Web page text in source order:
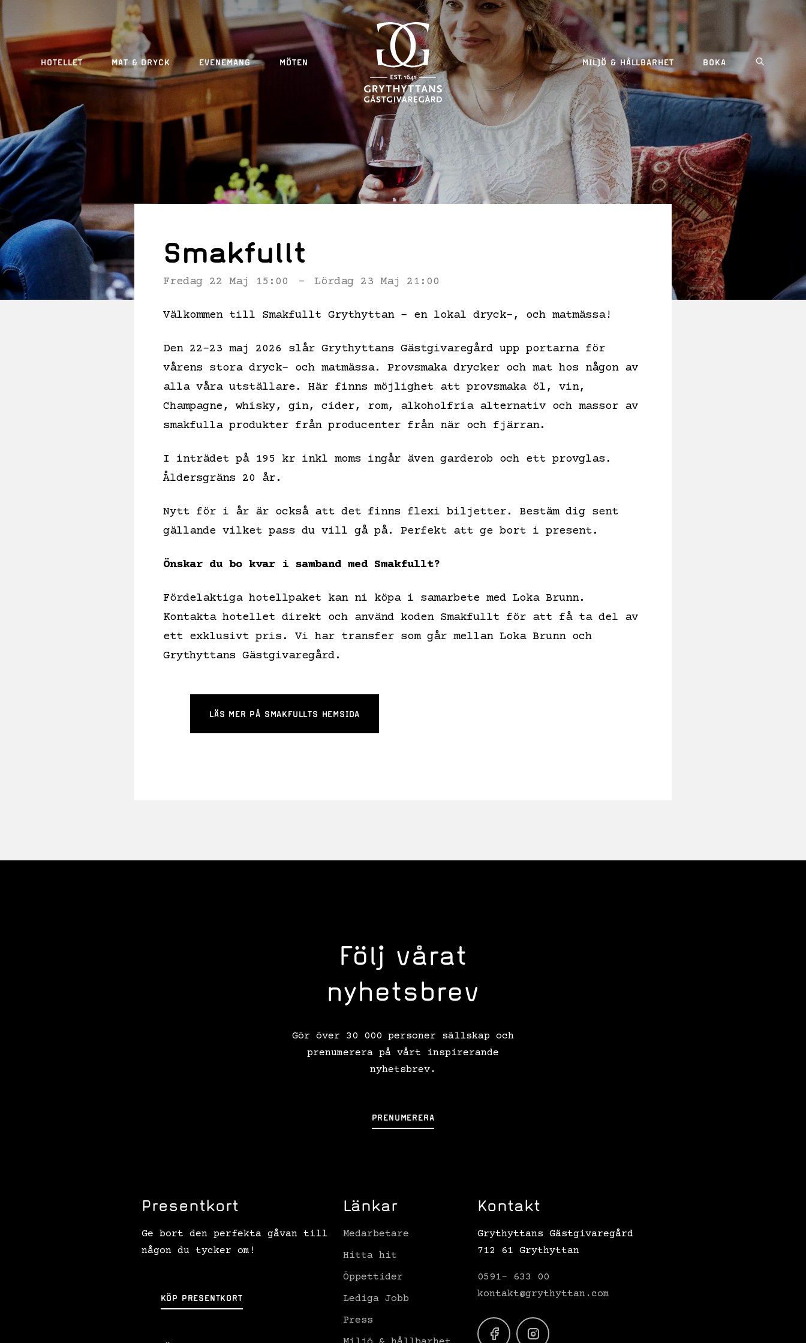
HOTELLET MAT & DRYCK EVENEMANG MÖTEN MILJÖ & HÅLLBARHET BOKA
Smakfullt
Fredag 22 Maj 15:00 - Lördag 23 Maj 21:00
Välkommen till Smakfullt Grythyttan – en lokal dryck-, och matmässa!
Den 22-23 maj 2026 slår Grythyttans Gästgivaregård upp portarna för
vårens stora dryck- och matmässa. Provsmaka drycker och mat hos någon av
alla våra utställare. Här finns möjlighet att provsmaka öl, vin,
Champagne, whisky, gin, cider, rom, alkoholfria alternativ och massor av
smakfulla produkter från producenter från när och fjärran.
I inträdet på 195 kr inkl moms ingår även garderob och ett provglas.
Åldersgräns 20 år.
Nytt för i år är också att det finns flexi biljetter. Bestäm dig sent
gällande vilket pass du vill gå på. Perfekt att ge bort i present.
Önskar du bo kvar i samband med Smakfullt?
Fördelaktiga hotellpaket kan ni köpa i samarbete med Loka Brunn.
Kontakta hotellet direkt och använd koden Smakfullt för att få ta del av
ett exklusivt pris. Vi har transfer som går mellan Loka Brunn och
Grythyttans Gästgivaregård.
LÄS MER PÅ SMAKFULLTS HEMSIDA
Följ vårat
nyhetsbrev
Gör över 30 000 personer sällskap och
prenumerera på vårt inspirerande
nyhetsbrev.
PRENUMERERA
Presentkort
Ge bort den perfekta gåvan till
någon du tycker om!
KÖP PRESENTKORT
Länkar
Medarbetare
Hitta hit
Öppettider
Lediga Jobb
Press
Kontakt
Grythyttans Gästgivaregård
712 61 Grythyttan
0591- 633 00
kontakt@grythyttan.com